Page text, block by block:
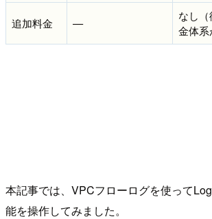
追加料金 —
なし
金体系
本記事では、VPCフローログを使って
能を操作してみました。